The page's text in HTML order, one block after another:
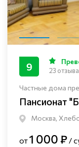
Частные дома
Пансионат
Москва,
9 23 отзыва
от1 000 ₽ /